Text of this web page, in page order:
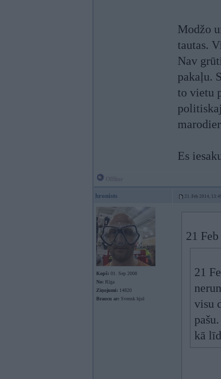
Modžo
tautas.
Nav
pakaļu.
to vietu
Es
hronists 21. Feb 2014,
Kopš: 01. Sep 2008
No: Rīga
Ziņojumi: 14820
Braucu ar: Svensk hjul
21
21
visu
kā